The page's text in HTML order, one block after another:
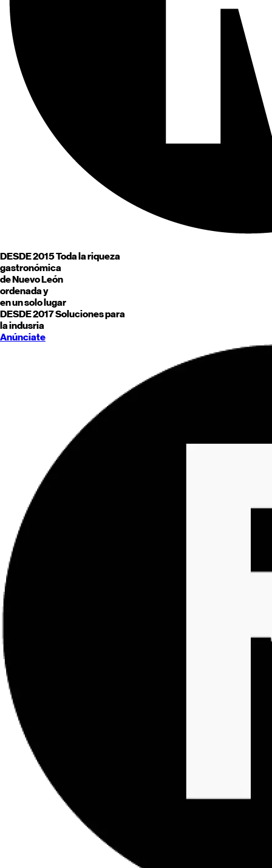
DESDE 2015Toda la riqueza
gastronómica
deNuevo León
ordenada y
en un solo lugar
DESDE 2017Soluciones para
la indusria
Anúnciate